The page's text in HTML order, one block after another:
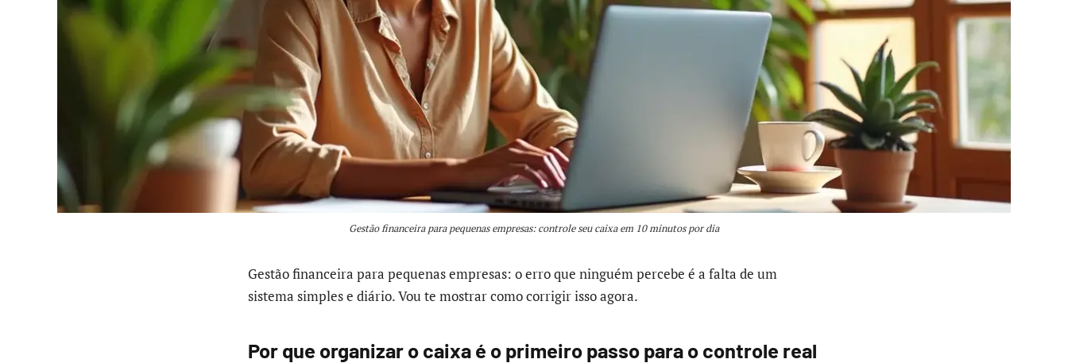
Gestão financeira para pequenas empresas: controle seu caixa em 10 minutos por dia
Gestão financeira para pequenas empresas: o erro que ninguém percebe é a falta de um
sistema simples e diário. Vou te mostrar como corrigir isso agora.
Por que organizar o caixa é o primeiro passo para o controle real